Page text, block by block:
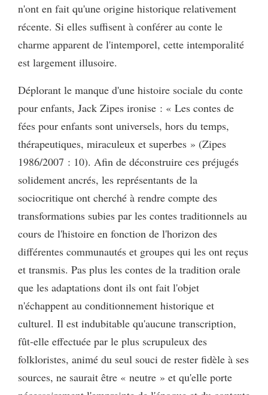
n'ont en fait qu'une origine historique relativement
récente. Si elles suffisent à conférer au conte le
charme apparent de l'intemporel, cette intemporalité
est largement illusoire.
Déplorant le manque d'une histoire sociale du conte
pour enfants, Jack Zipes ironise : « Les contes de
fées pour enfants sont universels, hors du temps,
thérapeutiques, miraculeux et superbes » (Zipes
1986/2007 : 10). Afin de déconstruire ces préjugés
solidement ancrés, les représentants de la
sociocritique ont cherché à rendre compte des
transformations subies par les contes traditionnels au
cours de l'histoire en fonction de l'horizon des
différentes communautés et groupes qui les ont reçus
et transmis. Pas plus les contes de la tradition orale
que les adaptations dont ils ont fait l'objet
n'échappent au conditionnement historique et
culturel. Il est indubitable qu'aucune transcription,
fût-elle effectuée par le plus scrupuleux des
folkloristes, animé du seul souci de rester fidèle à ses
sources, ne saurait être « neutre » et qu'elle porte